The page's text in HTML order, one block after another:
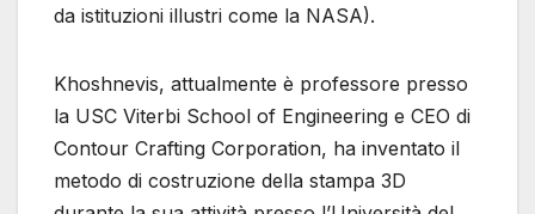
da istituzioni illustri come la NASA).
Khoshnevis, attualmente è professore presso
la USC Viterbi School of Engineering e CEO di
Contour Crafting Corporation, ha inventato il
metodo di costruzione della stampa 3D